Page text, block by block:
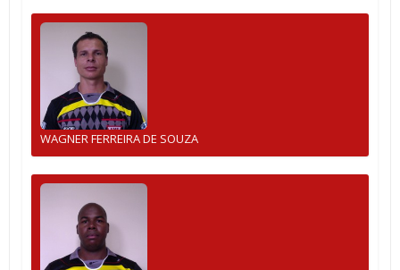
WAGNER FERREIRA DE SOUZA